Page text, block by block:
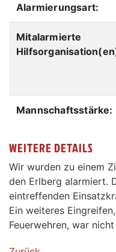
Alarmierungsart:
Mitalarmierte
Mannschaftsstärke:
WEITERE DETAILS
Wir wurden zu einem
den Erlberg alarmiert.
eintreffenden
Ein weiteres
Feuerwehren, war